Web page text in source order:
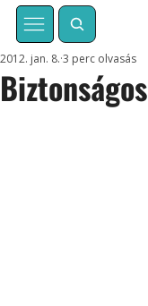
2012. jan. 8. 3 perc olvasás